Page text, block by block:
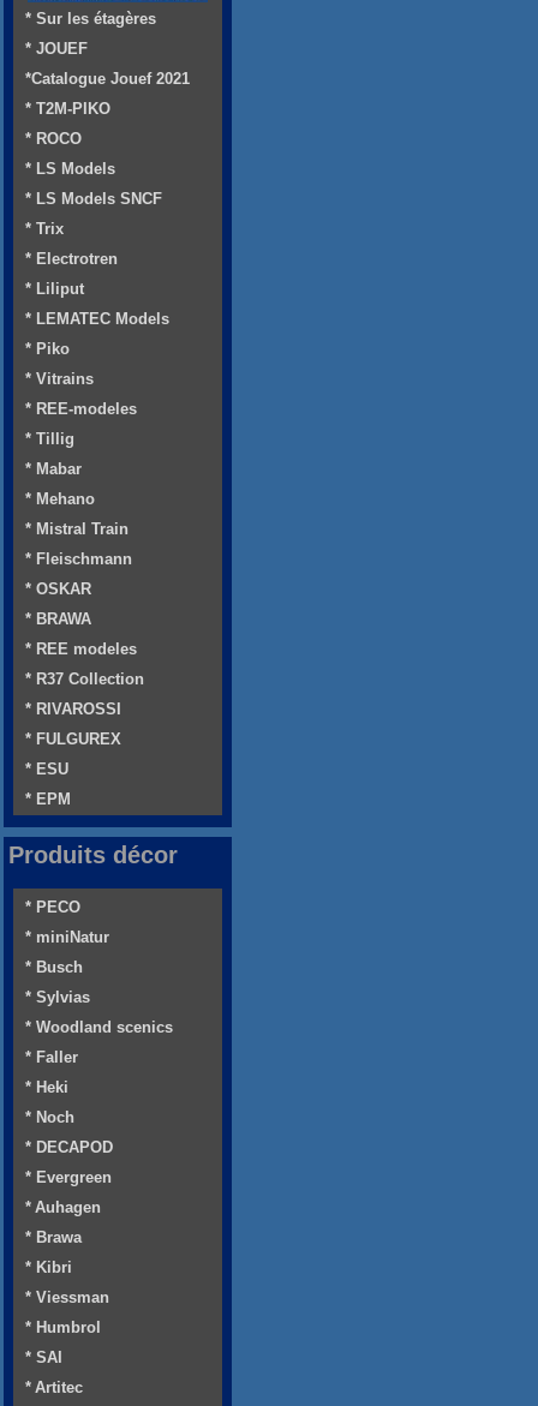
* Sur les étagères
* JOUEF
*Catalogue Jouef 2021
* T2M-PIKO
* ROCO
* LS Models
* LS Models SNCF
* Trix
* Electrotren
* Liliput
* LEMATEC Models
* Piko
* Vitrains
* REE-modeles
* Tillig
* Mabar
* Mehano
* Mistral Train
* Fleischmann
* OSKAR
* BRAWA
* REE modeles
* R37 Collection
* RIVAROSSI
* FULGUREX
* ESU
* EPM
Produits décor
* PECO
* miniNatur
* Busch
* Sylvias
* Woodland scenics
* Faller
* Heki
* Noch
* DECAPOD
* Evergreen
* Auhagen
* Brawa
* Kibri
* Viessman
* Humbrol
* SAI
* Artitec